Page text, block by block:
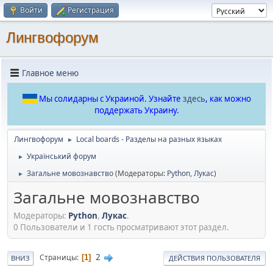
Войти Регистрация
Лингвофорум
Главное меню
Мы солидарны с Украиной. Узнайте здесь, как можно
поддержать Украину.
Лингвофорум ► Local boards - Разделы на разных языках
► Український форум
► Загальне мовознавство(Модераторы: Python,Лукас)
Загальне мовознавство
Модераторы: Python, Лукас.
0 Пользователи и 1 гость просматривают этот раздел.
ВНИЗ Страницы 1 2 ДЕЙСТВИЯ ПОЛЬЗОВАТЕЛЯ